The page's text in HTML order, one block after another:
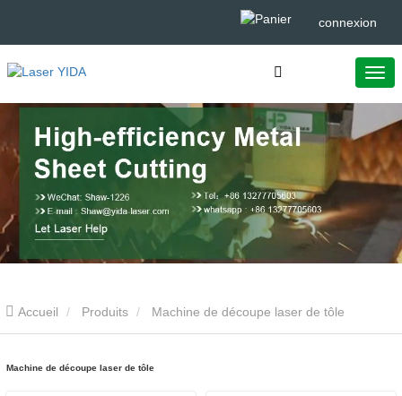
connexion
Accueil Produits Machine de découpe laser de tôle
Machine de découpe laser de tôle